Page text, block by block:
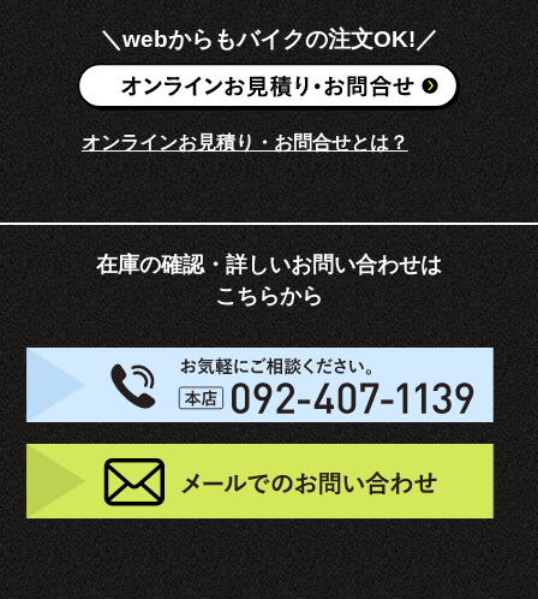
＼webからもバイクの注文OK!／
オンラインお見積り・お問合せとは？
在庫の確認・詳しいお問い合わせは
こちらから